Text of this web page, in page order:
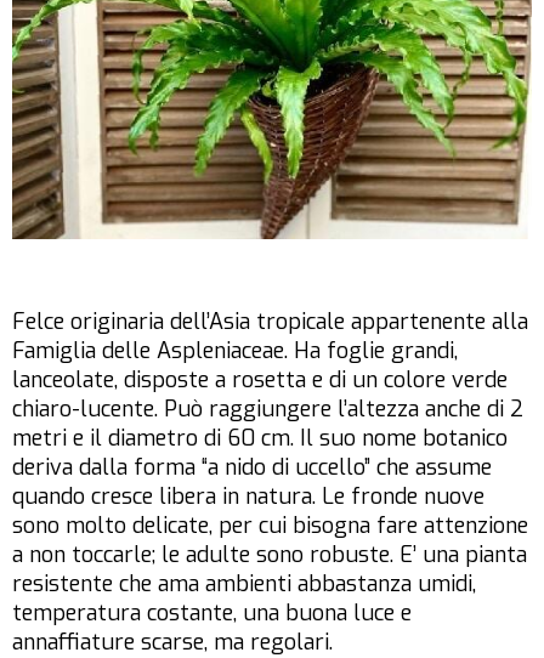
Felce originaria dell’Asia tropicale appartenente alla
Famiglia delle Aspleniaceae. Ha foglie grandi,
lanceolate, disposte a rosetta e di un colore verde
chiaro-lucente. Può raggiungere l’altezza anche di 2
metri e il diametro di 60 cm. Il suo nome botanico
deriva dalla forma “a nido di uccello” che assume
quando cresce libera in natura. Le fronde nuove
sono molto delicate, per cui bisogna fare attenzione
a non toccarle; le adulte sono robuste. E’ una pianta
resistente che ama ambienti abbastanza umidi,
temperatura costante, una buona luce e
annaffiature scarse, ma regolari.